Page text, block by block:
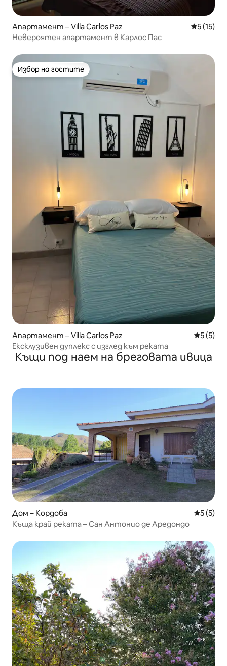
Апартамент – Villa Carlos Paz Средна
5 (15)
Невероятен апартамент в Карлос Пас
Избор на гостите
Избор на гостите
Апартамент – Villa Carlos Paz Средна
5 (5)
Ексклузивен дуплекс с изглед към реката
Къщи под наем на бреговата ивица
Дом – Кордоба Средна
5 (5)
Къща край реката – Сан Антонио де Аредондо